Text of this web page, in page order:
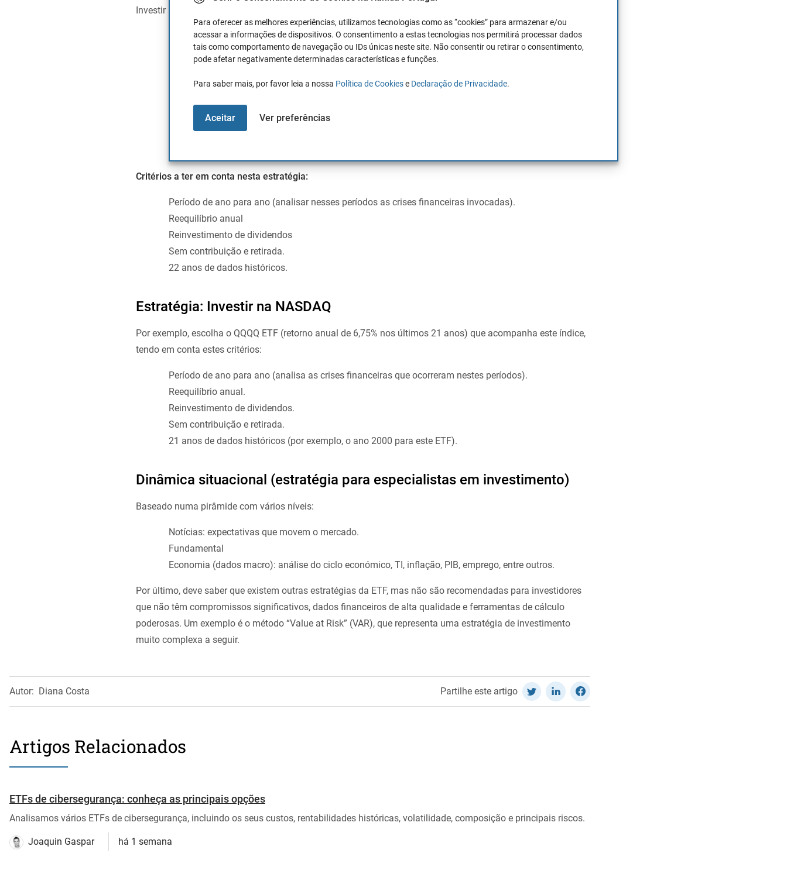
Para oferecer as melhores experiências, utilizamos tecnologias como as “cookies” para armazenar e/ou
acessar a informações de dispositivos. O consentimento a estas tecnologias nos permitirá processar dados
tais como comportamento de navegação ou IDs únicas neste site. Não consentir ou retirar o consentimento,
pode afetar negativamente determinadas características e funções.
Para saber mais, por favor leia a nossa Política de Cookiese Declaração de Privacidade.
Aceitar Ver preferências
Investir 100% do capital no índice
Replicar o portfólio de investidores famosos.
Traçar os sectores do ciclo empresarial, recomenda-se ser um especialista e conhecer com
sectores. Para tal, recomenda-se dividir o investimento dos ETFs em dois sectores:
economia estável e em crescimento. (60%).
Sector complementar ao primeiro sector, como os cuidados de saúde, os serviços públicos e a
Critérios a ter em conta nesta estratégia:
Período de ano para ano (analisar nesses períodos as crises financeiras invocadas).
Reequilíbrio anual
Reinvestimento de dividendos
Sem contribuição e retirada.
22 anos de dados históricos.
Estratégia: Investir na NASDAQ
Por exemplo, escolha o QQQQ ETF (retorno anual de 6,75% nos últimos 21 anos) que acompanha este índice,
tendo em conta estes critérios:
Período de ano para ano (analisa as crises financeiras que ocorreram nestes períodos).
Reequilíbrio anual.
Reinvestimento de dividendos.
Sem contribuição e retirada.
21 anos de dados históricos (por exemplo, o ano 2000 para este ETF).
Dinâmica situacional (estratégia para especialistas em investimento)
Baseado numa pirâmide com vários níveis:
Notícias: expectativas que movem o mercado.
Fundamental
Economia (dados macro): análise do ciclo económico, TI, inflação, PIB, emprego, entre outros.
Por último, deve saber que existem outras estratégias da ETF, mas não são recomendadas para investidores
que não têm compromissos significativos, dados financeiros de alta qualidade e ferramentas de cálculo
poderosas. Um exemplo é o método “Value at Risk” (VAR), que representa uma estratégia de investimento
muito complexa a seguir.
Autor: Diana Costa Partilhe este artigo
Artigos Relacionados
ETFs de cibersegurança: conheça as principais opções
Analisamos vários ETFs de cibersegurança, incluindo os seus custos, rentabilidades históricas, volatilidade, composição e principais riscos.
Joaquin Gaspar há 1 semana